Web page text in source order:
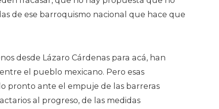
de ese barroquismo nacional que hace que
desde Lázaro Cárdenas para acá, han
el pueblo mexicano. Pero esas
pronto ante el empuje de las barreras
al progreso, de las medidas